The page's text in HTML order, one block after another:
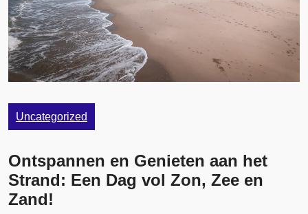
Uncategorized
Ontspannen en Genieten aan het
Strand: Een Dag vol Zon, Zee en
Zand!